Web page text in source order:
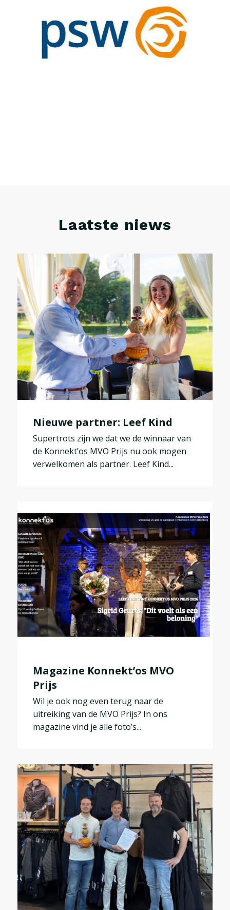
Laatste niews
Nieuwe partner: Leef Kind
Supertrots zijn we dat we de winnaar van
de Konnekt’os MVO Prijs nu ook mogen
verwelkomen als partner. Leef Kind...
Magazine Konnekt’os MVO
Prijs
Wil je ook nog even terug naar de
uitreiking van de MVO Prijs? In ons
magazine vind je alle foto’s...